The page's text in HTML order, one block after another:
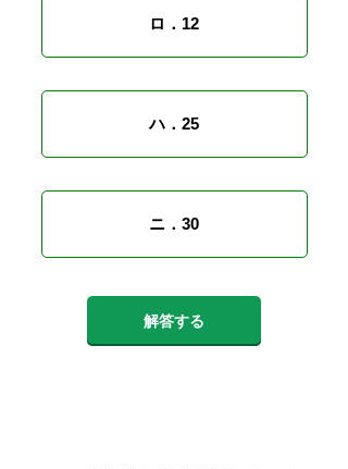
ロ．12
ハ．25
ニ．30
解答する